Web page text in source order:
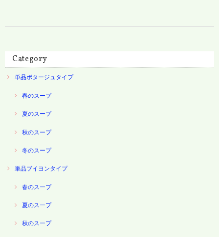
Category
単品ポタージュタイプ
春のスープ
夏のスープ
秋のスープ
冬のスープ
単品ブイヨンタイプ
春のスープ
夏のスープ
秋のスープ